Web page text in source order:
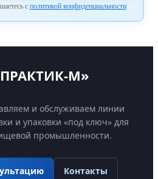
с политикой конфиденциальности
М»
и обслуживаем линии
и упаковки «под ключ» для
промышленности.
Контакты